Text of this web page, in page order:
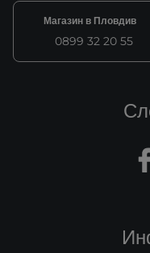
Магазин в Пловдив
0899 32 20 55